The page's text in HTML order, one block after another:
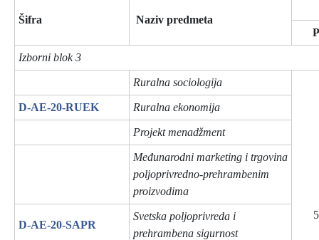
Šifra
Naziv predmeta
P
Izborni blok 3
Ruralna sociologija
5
D-AE-20-RUEK Ruralna ekonomija
Projekt menadžment
Međunarodni marketing i trgovina
poljoprivredno-prehrambenim
proizvodima
D-AE-20-SAPR
Svetska poljoprivreda i
prehrambena sigurnost